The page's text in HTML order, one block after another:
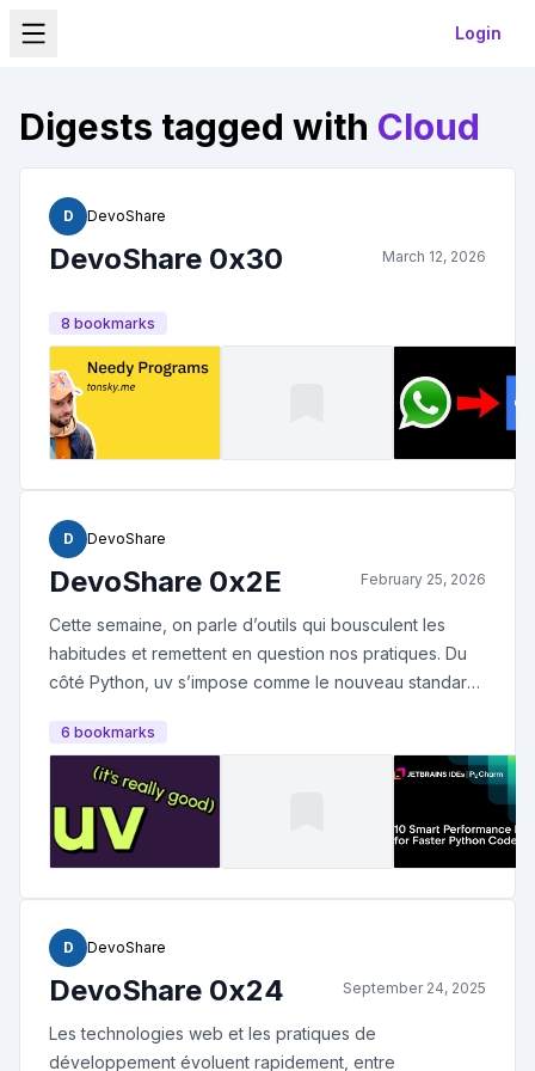
Login
Digests tagged with Cloud
D DevoShare
DevoShare 0x30 March 12, 2026
8 bookmarks
D DevoShare
DevoShare 0x2E February 25, 2026
Cette semaine, on parle d’outils qui bousculent les
habitudes et remettent en question nos pratiques. Du
côté Python, uv s’impose comme le nouveau standard
que JetBrains partage des astuces concrètes pour
accélérer drastiquement ses scripts. On reste dans la
techno avec un rappel salutaire côté web — arrêtez
d'utiliser rgba() et hsla() ! — et une réflexion coup-de-
poing sur l’économie du cloud, accusée de coûter 10×
termine sur un billet amusant (ou douloureux) :
pourquoi continue-t-on à partager des captures
d’écran de texte ?
6 bookmarks
D DevoShare
DevoShare 0x24 September 24, 2025
Les technologies web et les pratiques de
développement évoluent rapidement, entre